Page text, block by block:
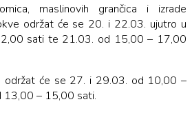
maslinovih grančica i izrade
održat će se 20. i 22.03. ujutro u
sati te 21.03. od 15,00 – 17,00
održat će se 27. i 29.03. od 10,00 –
– 15,00 sati.